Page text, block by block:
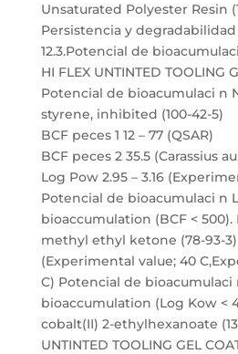
Unsaturated Polyester Resin
Persistencia y
12.3.Potencial de
HI FLEX UNTINTED TOOLING
Potencial de bioacumulaci n
styrene, inhibited (100-42-5)
BCF peces 1 12 – 77 (QSAR)
BCF peces 2 35.5 (Carassius
Log Pow 2.95 – 3.16
Potencial de bioacumulaci n
bioaccumulation (BCF <
methyl ethyl ketone (78-93-
(Experimental value; 40
C) Potencial de
bioaccumulation (Log Kow <
cobalt(II) 2-ethylhexanoate
UNTINTED TOOLING GEL